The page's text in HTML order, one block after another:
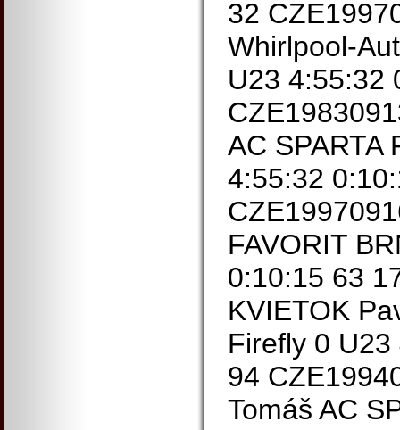
32
Whirlpool-
U23 4:55:32
AC SPARTA
4:55:32
FAVORIT
0:10:15 63
KVIETOK
Firefly 0
94
Tomáš AC